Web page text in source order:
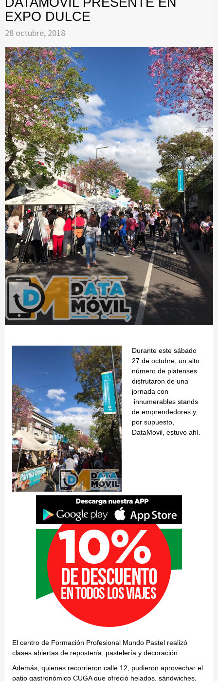
EXPO DULCE
28 octubre, 2018
Durante este sábado
27 de octubre, un alto
número de platenses
disfrutaron de una
jornada con
innumerables stands
de emprendedores y,
por supuesto,
DataMovil, estuvo ahí.
El centro de Formación Profesional Mundo Pastel realizó
clases abiertas de repostería, pastelería y decoración.
Además, quienes recorrieron calle 12, pudieron aprovechar el
patio gastronómico CUGA que ofreció helados, sándwiches,